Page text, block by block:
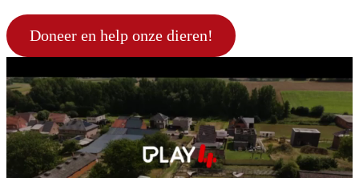
Doneer en help onze dieren!